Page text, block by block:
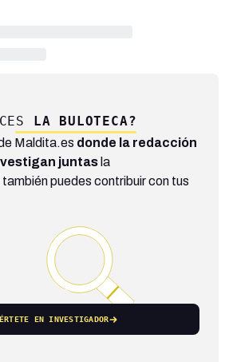
LA BULOTECA?
Maldita.es donde la redacción
juntas la
puedes contribuir con tus
EN INVESTIGADOR